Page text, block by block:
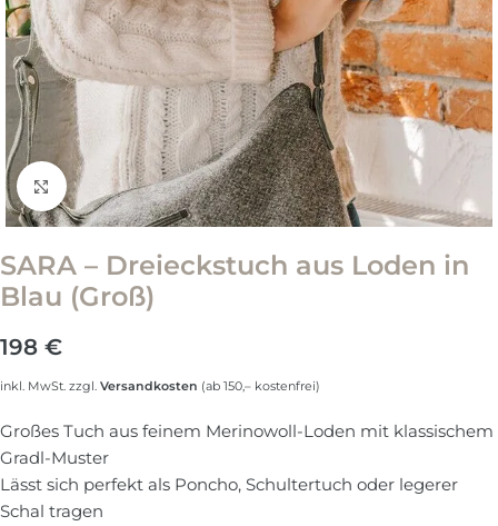
Zum Vergrößern klicken
SARA – Dreieckstuch aus Loden in
Blau (Groß)
198 €
inkl. MwSt. zzgl. Versandkosten (ab 150,– kostenfrei)
Großes Tuch aus feinem Merinowoll-Loden mit klassischem
Gradl-Muster
Lässt sich perfekt als Poncho, Schultertuch oder legerer
Schal tragen